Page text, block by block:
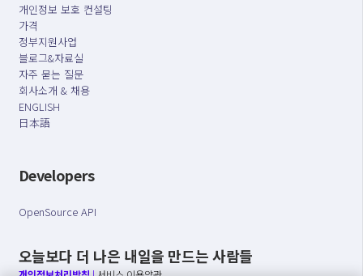
개인정보 보호 컨설팅
가격
정부지원사업
블로그&자료실
자주 묻는 질문
회사소개 & 채용
ENGLISH
日本語
Developers
OpenSource API
오늘보다 더 나은 내일을 만드는 사람들